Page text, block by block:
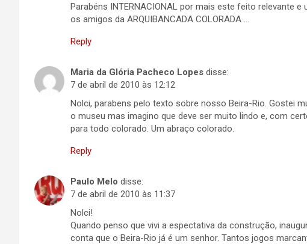
Parabéns INTERNACIONAL por mais este feito relevante
os amigos da ARQUIBANCADA COLORADA …
Reply
Maria da Glória Pacheco Lopes disse:
7 de abril de 2010 às 12:12
Nolci, parabens pelo texto sobre nosso Beira-Rio. Gostei
o museu mas imagino que deve ser muito lindo e, com
para todo colorado. Um abraço colorado.
Reply
Paulo Melo disse:
7 de abril de 2010 às 11:37
Nolci!
Quando penso que vivi a espectativa da construção,
conta que o Beira-Rio já é um senhor. Tantos jogos